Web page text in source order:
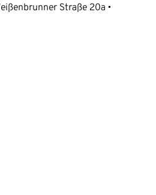
Straße 20a